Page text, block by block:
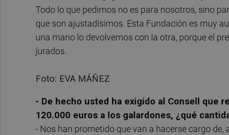
Todo lo que pedimos no es para nosotros, sino
que son ajustadísimos. Esta Fundación es muy
una mano lo devolvemos con la otra, porque el
jurados.
Foto: EVA MÁÑEZ
- De hecho usted ha exigido al Consell que
120.000 euros a los galardones, ¿qué
- Nos han prometido que van a hacerse cargo